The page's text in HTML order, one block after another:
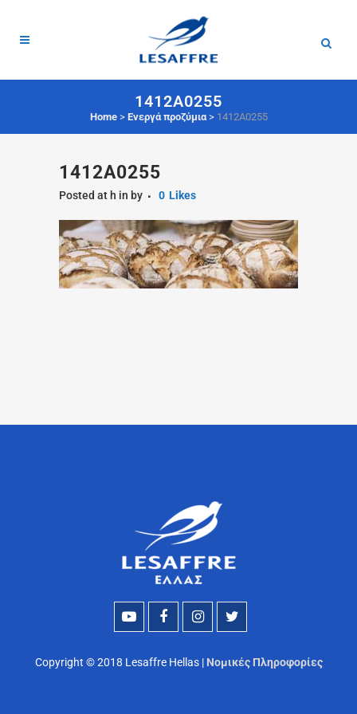
1412A0255
Home> Ενεργά προζύμια> 1412A0255
1412A0255
Posted at h in by 0 Likes
Copyright © 2018 Lesaffre Hellas | Νομικές Πληροφορίες